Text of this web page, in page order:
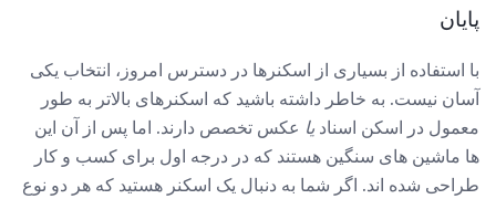
پایان
با استفاده از بسیاری از اسکنرها در دسترس امروز، انتخاب یکی
آسان نیست. به خاطر داشته باشید که اسکنرهای بالاتر به طور
معمول در اسکن اسناد یا عکس تخصص دارند. اما پس از آن این
ها ماشین های سنگین هستند که در درجه اول برای کسب و کار
طراحی شده اند. اگر شما به دنبال یک اسکنر هستید که هر دو نوع